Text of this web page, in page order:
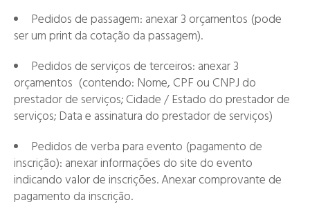
Pedidos de passagem: anexar3 orçamentos (pode
ser um print da cotação da passagem).
Pedidos de serviços de terceiros: anexar3
orçamentos (contendo: Nome, CPF ou CNPJ do
prestador de serviços; Cidade / Estado do prestador de
serviços; Data e assinatura do prestador de serviços)
Pedidos de verba para evento (pagamento de
inscrição): anexar informações do site do evento
indicando valor de inscrições. Anexar comprovante de
pagamento da inscrição.